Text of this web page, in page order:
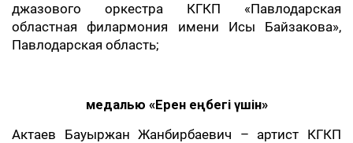
джазового оркестра КГКП «Павлодарская
областная филармония имени Исы Байзакова»,
Павлодарская область;
медалью «Ерен еңбегі үшін»
Актаев Бауыржан Жанбирбаевич – артист КГКП